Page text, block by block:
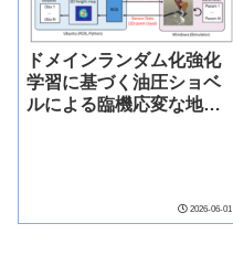
ドメインランダム化強化
学習に基づく油圧ショベ
ルによる臨機応変な地盤
2026-06-01